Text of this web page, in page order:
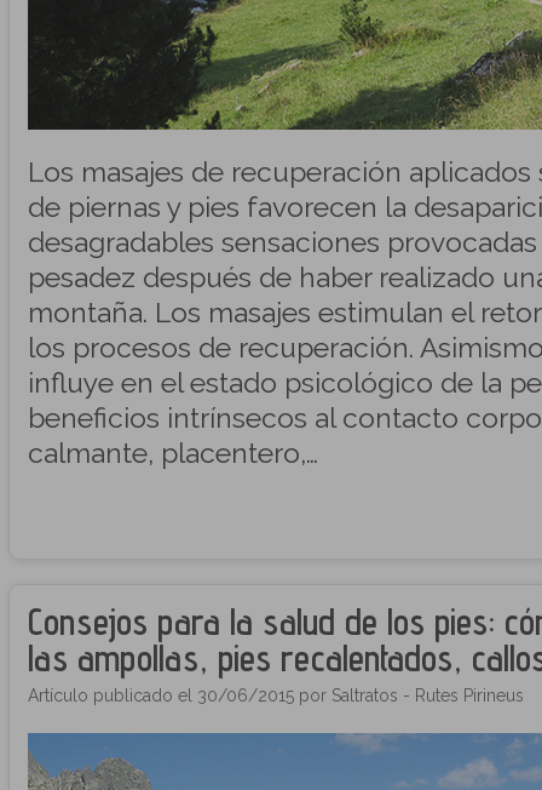
Los masajes de recuperación
de piernas y pies favorecen la
desagradables sensaciones
pesadez después de haber realizado
montaña. Los masajes estimulan el
los procesos de recuperación.
influye en el estado psicológico de la
beneficios intrínsecos al contacto
calmante, placentero,…
Consejos para la salud de los pies:
las ampollas, pies recalentados,
Artículo publicado el 30/06/2015 por Saltratos - Rutes Pirineus